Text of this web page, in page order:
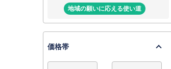
地域の願いに応える使い道
価格帯